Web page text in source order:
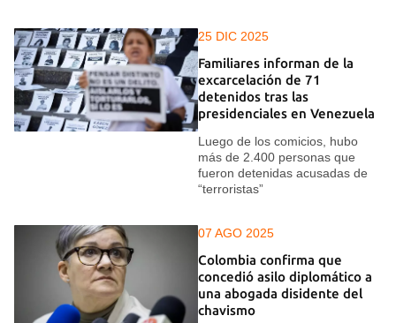
25 DIC 2025
Familiares informan de la
excarcelación de 71
detenidos tras las
presidenciales en Venezuela
Luego de los comicios, hubo
más de 2.400 personas que
fueron detenidas acusadas de
“terroristas”
07 AGO 2025
Colombia confirma que
concedió asilo diplomático a
una abogada disidente del
chavismo